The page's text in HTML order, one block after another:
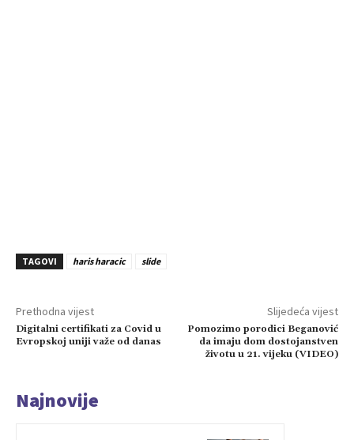
TAGOVI haris haracic slide
Prethodna vijest
Digitalni certifikati za Covid u
Evropskoj uniji važe od danas
Slijedeća vijest
Pomozimo porodici Beganović
da imaju dom dostojanstven
životu u 21. vijeku (VIDEO)
Najnovije